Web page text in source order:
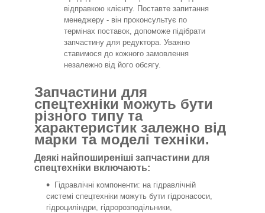
відправкою клієнту. Поставте запитання
менеджеру - він проконсультує по
термінах поставок, допоможе підібрати
запчастину для редуктора. Уважно
ставимося до кожного замовлення
незалежно від його обсягу.
Запчастини для
спецтехніки можуть бути
різного типу та
характеристик залежно від
марки та моделі техніки.
Деякі найпоширеніші запчастини для
спецтехніки включають:
Гідравлічні компоненти: на гідравлічній
системі спецтехніки можуть бути гідронасоси,
гідроциліндри, гідророзподільники,